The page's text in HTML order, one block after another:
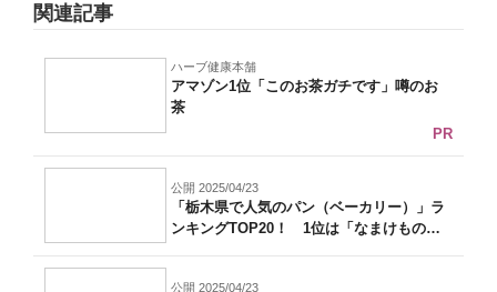
関連記事
ハーブ健康本舗
アマゾン1位「このお茶ガチです」噂のお
茶
PR
公開 2025/04/23
「栃木県で人気のパン（ベーカリー）」ラ
ンキングTOP20！ 1位は「なまけもの
公開 2025/04/23